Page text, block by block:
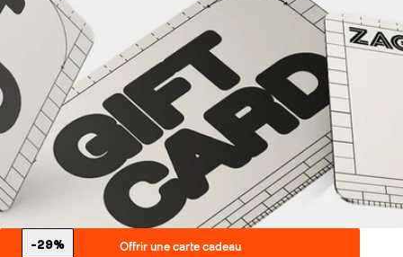
Offrir une carte cadeau
-29%